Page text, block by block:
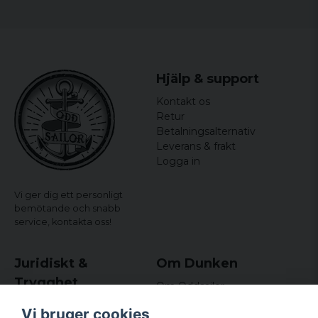
Vi ger dig ett personligt
bemötande och snabb
service, kontakta oss!
Hjälp & support
Kontakt os
Retur
Betalningsalternativ
Leverans & frakt
Logga in
Juridiskt &
Trygghet
Købs- og leveringsvilkår
Om Dunken
Om Oddsailor
Vi bruger cookies